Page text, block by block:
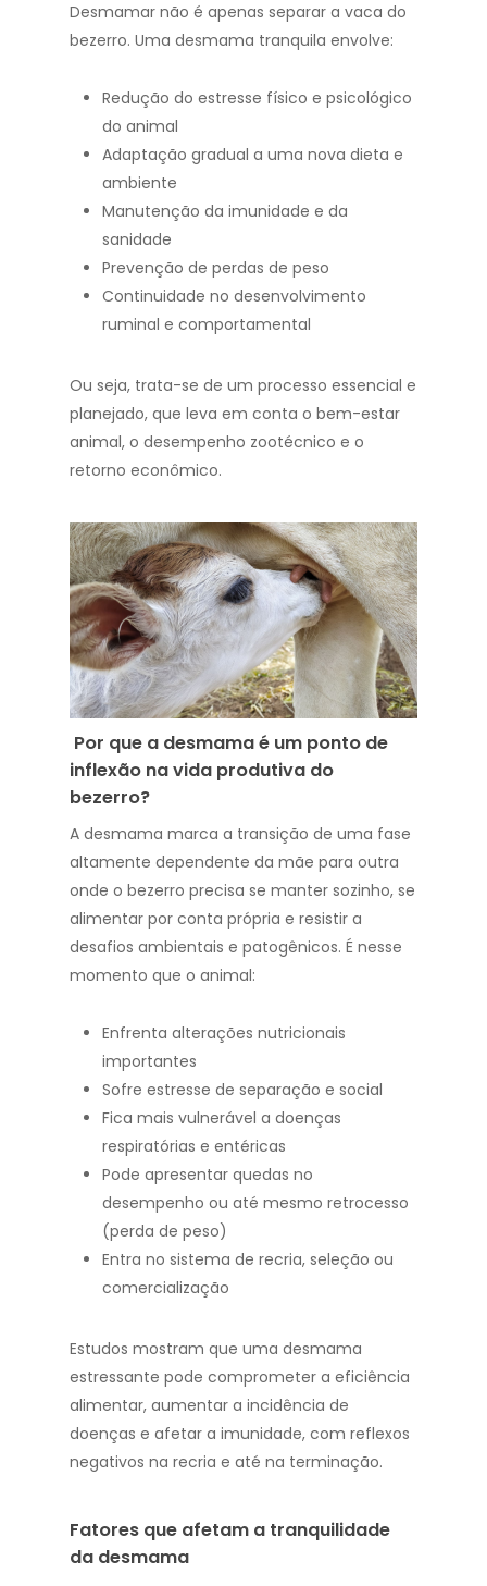
Desmamar não é apenas separar a vaca do
bezerro. Uma desmama tranquila envolve:
Redução do estresse físico e psicológico
do animal
Adaptação gradual a uma nova dieta e
ambiente
Manutenção da imunidade e da
sanidade
Prevenção de perdas de peso
Continuidade no desenvolvimento
ruminal e comportamental
Ou seja, trata-se de um processo essencial e
planejado, que leva em conta o bem-estar
animal, o desempenho zootécnico e o
retorno econômico.
Por que a desmama é um ponto de
inflexão na vida produtiva do
bezerro?
A desmama marca a transição de uma fase
altamente dependente da mãe para outra
onde o bezerro precisa se manter sozinho, se
alimentar por conta própria e resistir a
desafios ambientais e patogênicos. É nesse
momento que o animal:
Enfrenta alterações nutricionais
importantes
Sofre estresse de separação e social
Fica mais vulnerável a doenças
respiratórias e entéricas
Pode apresentar quedas no
desempenho ou até mesmo retrocesso
(perda de peso)
Entra no sistema de recria, seleção ou
comercialização
Estudos mostram que uma desmama
estressante pode comprometer a eficiência
alimentar, aumentar a incidência de
doenças e afetar a imunidade, com reflexos
negativos na recria e até na terminação.
Fatores que afetam a tranquilidade
da desmama